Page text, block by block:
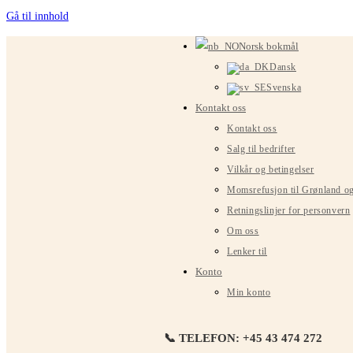
Gå til innhold
Norsk bokmål
Dansk
Svenska
Kontakt oss
Kontakt oss
Salg til bedrifter
Vilkår og betingelser
Momsrefusjon til Grønland
Retningslinjer for personvern
Om oss
Lenker til
Konto
Min konto
📞 TELEFON: +45 43 474 272